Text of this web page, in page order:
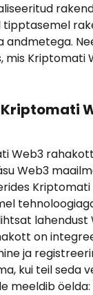
tipptasemel
andmetega.
mis Kriptomati
Web3
lahendust
on
ja
kui teil seda
meeldib öelda: